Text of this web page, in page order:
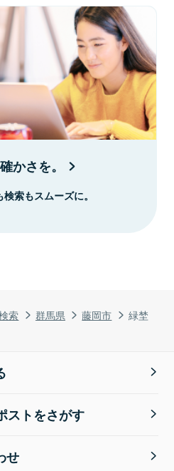
索 群馬県 藤岡市 緑埜
かさを。
索もスムーズに。
ストをさがす
せ